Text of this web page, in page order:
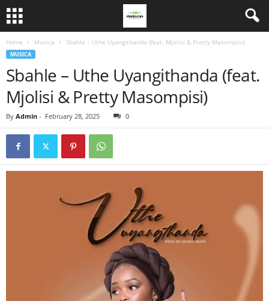
Home Musica Sbahle – Uthe Uyangithanda (feat. Mjolisi & Pretty Masompisi)
MUSICA
Sbahle – Uthe Uyangithanda (feat.
Mjolisi & Pretty Masompisi)
By Admin - February 28, 2025 0